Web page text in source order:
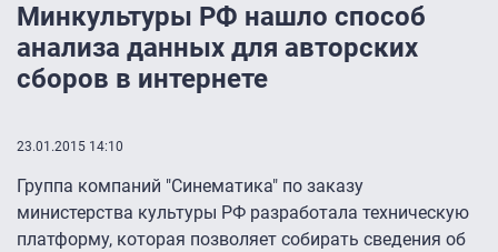
Минкультуры РФ нашло способ
анализа данных для авторских
сборов в интернете
23.01.2015 14:10
Группа компаний "Синематика" по заказу
министерства культуры РФ разработала техническую
платформу, которая позволяет собирать сведения об